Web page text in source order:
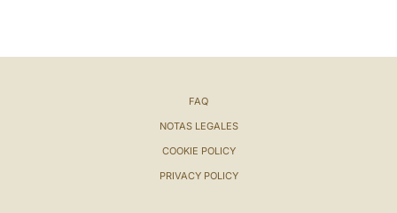
FAQ
NOTAS LEGALES
COOKIE POLICY
PRIVACY POLICY